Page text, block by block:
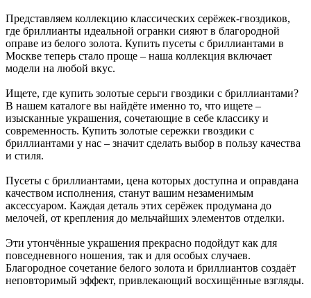
Представляем коллекцию классических серёжек-гвоздиков,
где бриллианты идеальной огранки сияют в благородной
оправе из белого золота. Купить пусеты с бриллиантами в
Москве теперь стало проще – наша коллекция включает
модели на любой вкус.
Ищете, где купить золотые серьги гвоздики с бриллиантами?
В нашем каталоге вы найдёте именно то, что ищете –
изысканные украшения, сочетающие в себе классику и
современность. Купить золотые сережки гвоздики с
бриллиантами у нас – значит сделать выбор в пользу качества
и стиля.
Пусеты с бриллиантами, цена которых доступна и оправдана
качеством исполнения, станут вашим незаменимым
аксессуаром. Каждая деталь этих серёжек продумана до
мелочей, от крепления до мельчайших элементов отделки.
Эти утончённые украшения прекрасно подойдут как для
повседневного ношения, так и для особых случаев.
Благородное сочетание белого золота и бриллиантов создаёт
неповторимый эффект, привлекающий восхищённые взгляды.